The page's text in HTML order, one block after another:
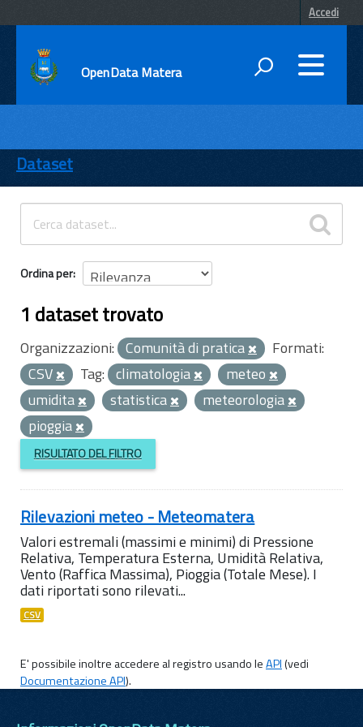
Accedi
OpenData Matera
ENTI
TEMI
INFORMAZIONI
Dataset
Ordina per
1 dataset trovato
Organizzazioni: Comunità di pratica
Formati:
CSV
Tag: climatologia
meteo
umidita
statistica
meteorologia
pioggia
RISULTATO DEL FILTRO
Rilevazioni meteo - Meteomatera
Valori estremali (massimi e minimi) di Pressione
Relativa, Temperatura Esterna, Umidità Relativa,
Vento (Raffica Massima), Pioggia (Totale Mese). I
dati riportati sono rilevati...
CSV
E' possibile inoltre accedere al registro usando leAPI(vedi
Documentazione API).